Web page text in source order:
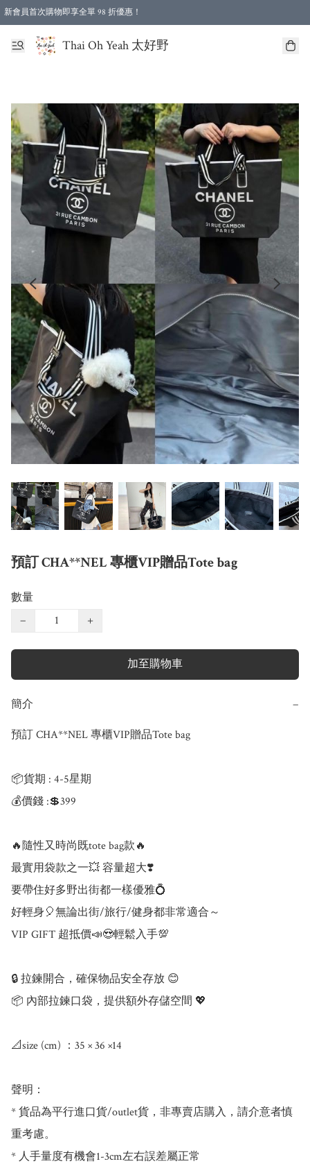
新會員首次購物即享全單 98 折優惠！
特選會員可享全單低至 96 折優惠！
Thai Oh Yeah 太好野
預訂 CHA**NEL 專櫃VIP贈品Tote bag
數量
−
+
加至購物車
簡介 −
預訂 CHA**NEL 專櫃VIP贈品Tote bag
📦貨期 : 4-5星期
💰價錢 :💲399
🔥隨性又時尚既tote bag款🔥
最實用袋款之一💥 容量超大❣️
要帶住好多野出街都一樣優雅💍
好輕身🎈無論出街/旅行/健身都非常適合～
VIP GIFT 超抵價📣😍輕鬆入手💯
🔒 拉鍊開合，確保物品安全存放 😊
📦 內部拉鍊口袋，提供額外存儲空間 💖
📐size (cm) ：35 × 36 ×14
聲明：
* 貨品為平行進口貨/outlet貨，非專賣店購入，請介意者慎
重考慮。
* 人手量度有機會1-3cm左右誤差屬正常